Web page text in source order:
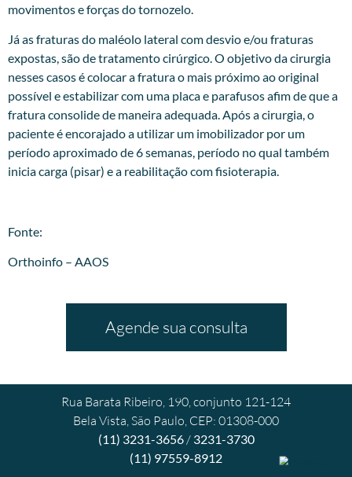
movimentos e forças do tornozelo.
Já as fraturas do maléolo lateral com desvio e/ou fraturas
expostas, são de tratamento cirúrgico. O objetivo da cirurgia
nesses casos é colocar a fratura o mais próximo ao original
possível e estabilizar com uma placa e parafusos afim de que a
fratura consolide de maneira adequada. Após a cirurgia, o
paciente é encorajado a utilizar um imobilizador por um
período aproximado de 6 semanas, período no qual também
inicia carga (pisar) e a reabilitação com fisioterapia.
Fonte:
Orthoinfo – AAOS
Agende sua consulta
Rua Barata Ribeiro, 190, conjunto 121-124
Bela Vista, São Paulo, CEP: 01308-000
(11) 3231-3656/ 3231-3730
(11) 97559-8912